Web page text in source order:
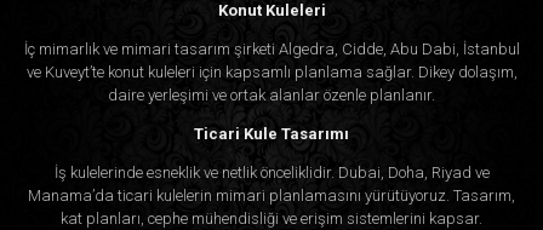
Konut Kuleleri
İç mimarlık ve mimari tasarım şirketi Algedra, Cidde, Abu Dabi, İstanbul
ve Kuveyt’te konut kuleleri için kapsamlı planlama sağlar. Dikey dolaşım,
daire yerleşimi ve ortak alanlar özenle planlanır.
Ticari Kule Tasarımı
İş kulelerinde esneklik ve netlik önceliklidir. Dubai, Doha, Riyad ve
Manama’da ticari kulelerin mimari planlamasını yürütüyoruz. Tasarım,
kat planları, cephe mühendisliği ve erişim sistemlerini kapsar.